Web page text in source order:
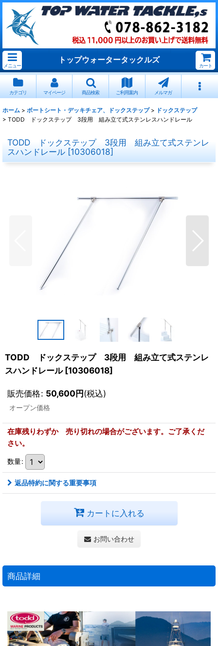
メニュー
トップウォータータックルズ
カート
カテゴリ マイページ 商品検索 ご利用案内 メルマガ
ホーム > ボートシート・デッキチェア、ドックステップ > ドックステップ
> TODD ドックステップ 3段用 組み立て式ステンレスハンドレール
TODD ドックステップ 3段用 組み立て式ステンレ
スハンドレール [10306018]
TODD ドックステップ 3段用 組み立て式ステンレ
スハンドレール [10306018]
販売価格: 50,600円(税込)
オープン価格
在庫残りわずか 売り切れの場合がございます。ご了承くだ
さい。
数量:
返品特約に関する重要事項
カートに入れる
お問い合わせ
商品詳細